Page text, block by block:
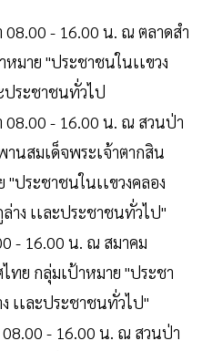
08.00​ -​ 16.00​ น. ณ ตลาด​สำ
มาย "ประชาชนในเเขวง
ประชา​ชนทั่วไป
08.00​ -​ 16.00​ น. ณ สวนป่า
านสมเด็จพระเจ้าตากสิน
ประชาชนในเเขวง​คลอง
าง​ เเละประชา​ชนทั่วไป"
-​ 16.00​ น. ณ สมาคม​
ทย กลุ่ม​เป้าหมาย "ประชา
เเละประชา​ชนทั่วไป"
08.00​ -​ 16.00​ น. ณ สวนป่า